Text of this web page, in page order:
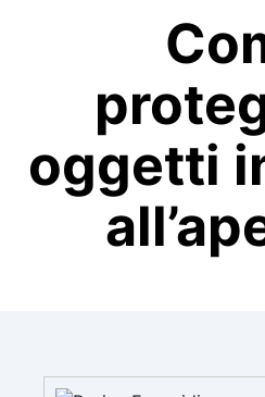
oggetti